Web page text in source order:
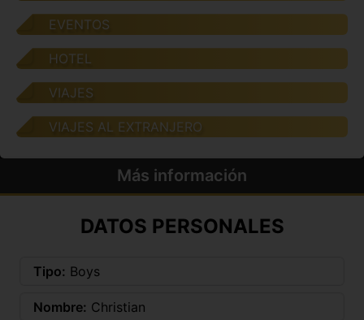
EVENTOS
HOTEL
VIAJES
VIAJES AL EXTRANJERO
Más información
DATOS PERSONALES
Tipo: Boys
Nombre: Christian